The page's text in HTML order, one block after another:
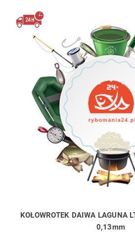
KOŁOWROTEK DAIWA LAGUNA
0,13mm